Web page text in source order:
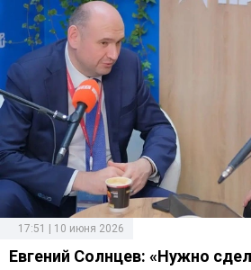
17:51 | 10 июня 2026
Евгений Солнцев: «Нужно